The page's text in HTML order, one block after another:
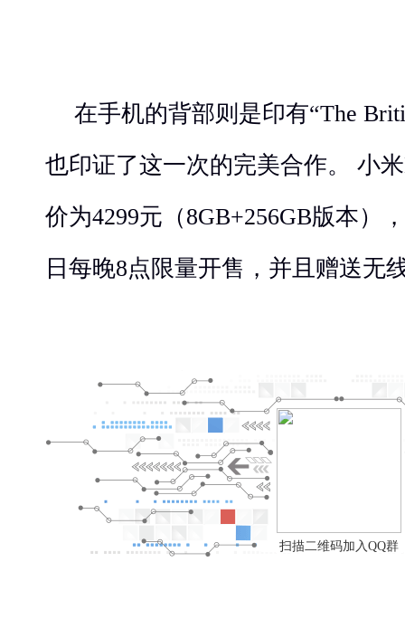
在手机的背部则是印有“The
也印证了这一次的完美合作。 小
价为4299元（8GB+256GB版本）
日每晚8点限量开售，并且赠送无
扫描二维码加入QQ群